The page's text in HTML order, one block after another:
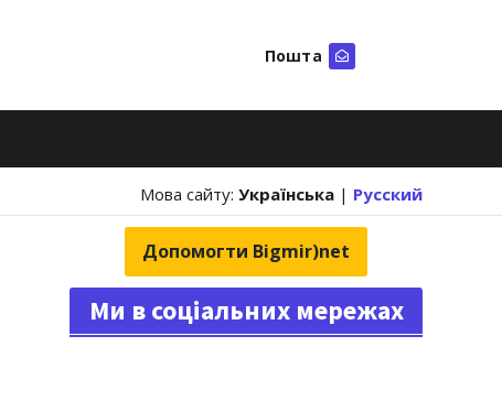
Пошта
Мова сайту: Українська | Русский
Допомогти Bigmir)net
Ми в соціальних мережах